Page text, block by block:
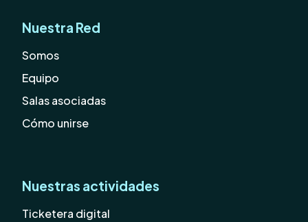
Nuestra Red
Somos
Equipo
Salas asociadas
Cómo unirse
Nuestras actividades
Ticketera digital